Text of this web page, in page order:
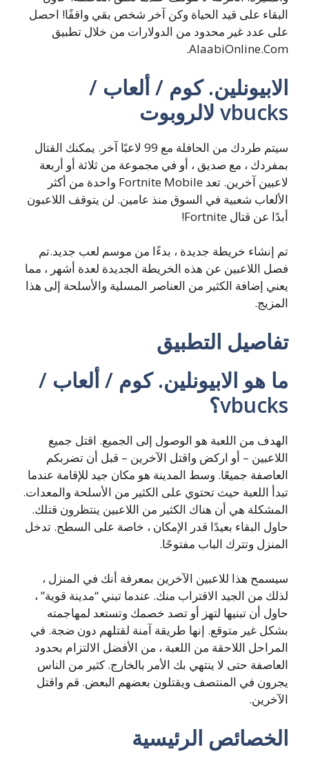
البقاء على قيد الحياة وكن آخر شخص بقي واقفًا! احصل
على عدد غير محدود من الدولارات من خلال تطبيق
AlaabiOnline.Com.
الابيونلين. كوم / ألعاب /
vbucks لالروبوت
سيتم طردك من الحافلة مع 99 لاعبًا آخر. يمكنك القتال
بمفردك ، مع صديق ، أو في مجموعة من ثلاثة أو أربعة
لاعبين آخرين. تعد Fortnite Mobile واحدة من أكثر
الألعاب شعبية في السوق منذ عامين. لن يتوقف اللاعبون
أبدًا عن قتال Fortnite!
تم إنشاء خريطة جديدة ، بدءًا من موسم لعب جديد.تم
فصل اللاعبين عن هذه الخريطة الجديدة لعدة أشهر ، مما
يعني إضافة الكثير من العناصر المسلية والأسلحة إلى هذا
المزيج.
تفاصيل التطبيق
ما هو الابيونلين. كوم / ألعاب /
vbucks؟
الهدف من اللعبة هو الوصول إلى الجميع. اقتل جميع
اللاعبين – أو اركض واقتل الآخرين – قبل أن تضربكم
العاصفة جميعًا. وسط المدينة هو مكان جيد للإقامة عندما
تبدأ اللعبة حيث تحتوي على الكثير من الأسلحة والمعدات.
المشكلة هي أن هناك الكثير من اللاعبين ينتظرون قتلك.
حاول البقاء بعيدًا قدر الإمكان ، خاصة على السطح. تدخل
المنزل وتترك الباب مفتوحًا.
سيسمح هذا للاعبين الآخرين بمعرفة أنك في المنزل ،
لذلك من الجيد الاقتراب منك. عندما تبني “مدينة قوية” ،
حاول أن تبنيها لتهز أو تصد خصمك وتستعد لمهاجمته
بشكل غير متوقع. إنها طريقة آمنة لقتلهم دون ضجة. في
المراحل اللاحقة من اللعبة ، من الأفضل الالتزام بحدود
العاصفة حتى لا ينتهي بك الأمر بالخارج. كثير من الناس
يجرون في المنتصف ويقتلون بعضهم البعض. قم واقتل
الآخرين.
الخصائص الرئيسية